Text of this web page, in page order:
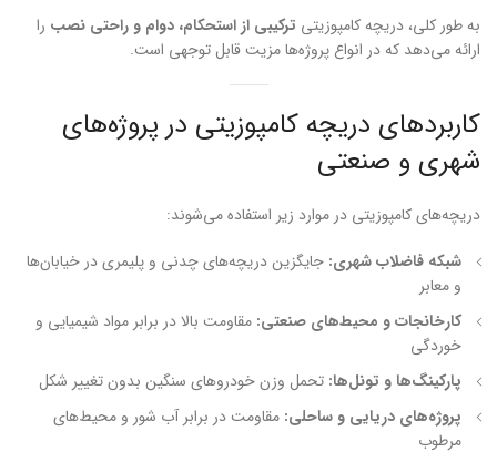
به طور کلی، دریچه کامپوزیتی ترکیبی از استحکام، دوام و راحتی نصب را
ارائه می‌دهد که در انواع پروژه‌ها مزیت قابل توجهی است.
کاربردهای دریچه کامپوزیتی در پروژه‌های
شهری و صنعتی
دریچه‌های کامپوزیتی در موارد زیر استفاده می‌شوند:
شبکه فاضلاب شهری: جایگزین دریچه‌های چدنی و پلیمری در خیابان‌ها
و معابر
کارخانجات و محیط‌های صنعتی: مقاومت بالا در برابر مواد شیمیایی و
خوردگی
پارکینگ‌ها و تونل‌ها: تحمل وزن خودروهای سنگین بدون تغییر شکل
پروژه‌های دریایی و ساحلی: مقاومت در برابر آب شور و محیط‌های
مرطوب